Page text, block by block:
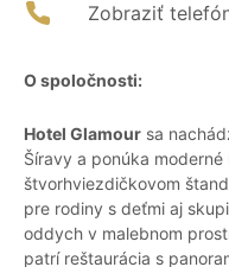
Zobraziť
O spoločnosti:
Hotel Glamour sa
Šíravy a ponúka
štvorhviezdičkovom
pre rodiny s deťmi aj
oddych v malebnom
patrí reštaurácia s